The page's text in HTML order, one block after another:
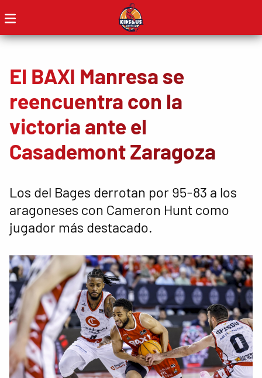
El BAXI Manresa se
reencuentra con la
victoria ante el
Casademont Zaragoza
Los del Bages derrotan por 95-83 a los
aragoneses con Cameron Hunt como
jugador más destacado.